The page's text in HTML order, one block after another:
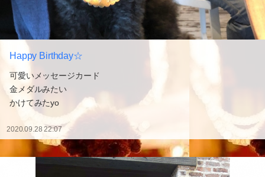
Happy Birthday☆
可愛いメッセージカード
金メダルみたい
かけてみたyo
2020.09.28 22:07